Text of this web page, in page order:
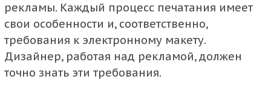
рекламы. Каждый процесс печатания имеет
свои особенности и, соответственно,
требования к электронному макету.
Дизайнер, работая над рекламой, должен
точно знать эти требования.